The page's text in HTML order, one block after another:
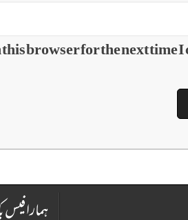
browser for the next time
ہمارا